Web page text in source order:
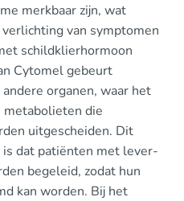
merkbaar zijn, wat
van symptomen
schildklierhormoon
Cytomel gebeurt
organen, waar het
die
uitgescheiden. Dit
dat patiënten met lever-
begeleid, zodat hun
kan worden. Bij het